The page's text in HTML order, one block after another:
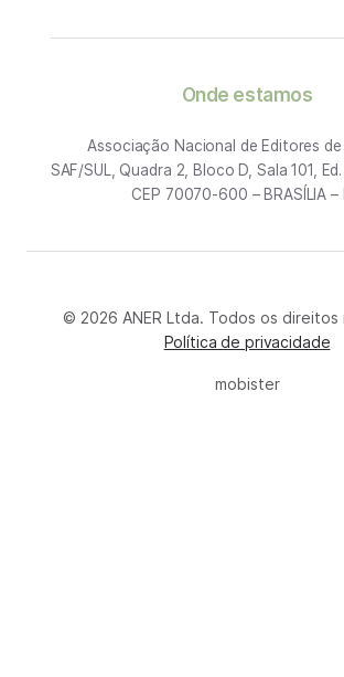
Onde estamos
Associação Nacional de Editores
SAF/SUL, Quadra 2, Bloco D, Sala 101,
CEP 70070-600 – BRASÍLIA –
© 2026 ANER Ltda. Todos os direitos
Política de privacidade
mobister